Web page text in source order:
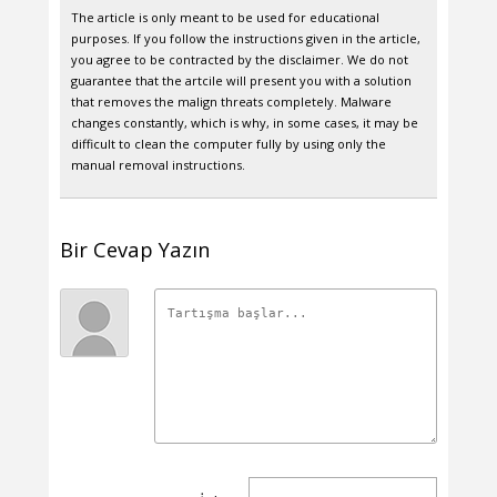
The article is only meant to be used for educational
purposes. If you follow the instructions given in the article,
you agree to be contracted by the disclaimer. We do not
guarantee that the artcile will present you with a solution
that removes the malign threats completely. Malware
changes constantly, which is why, in some cases, it may be
difficult to clean the computer fully by using only the
manual removal instructions.
Bir Cevap Yazın